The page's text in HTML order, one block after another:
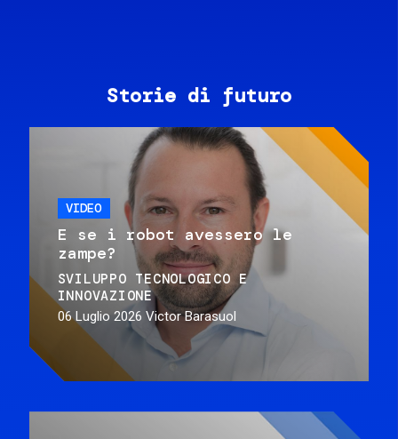
Storie di futuro
VIDEO
E se i robot avessero le
zampe?
SVILUPPO TECNOLOGICO E
INNOVAZIONE
06 Luglio 2026 Victor Barasuol